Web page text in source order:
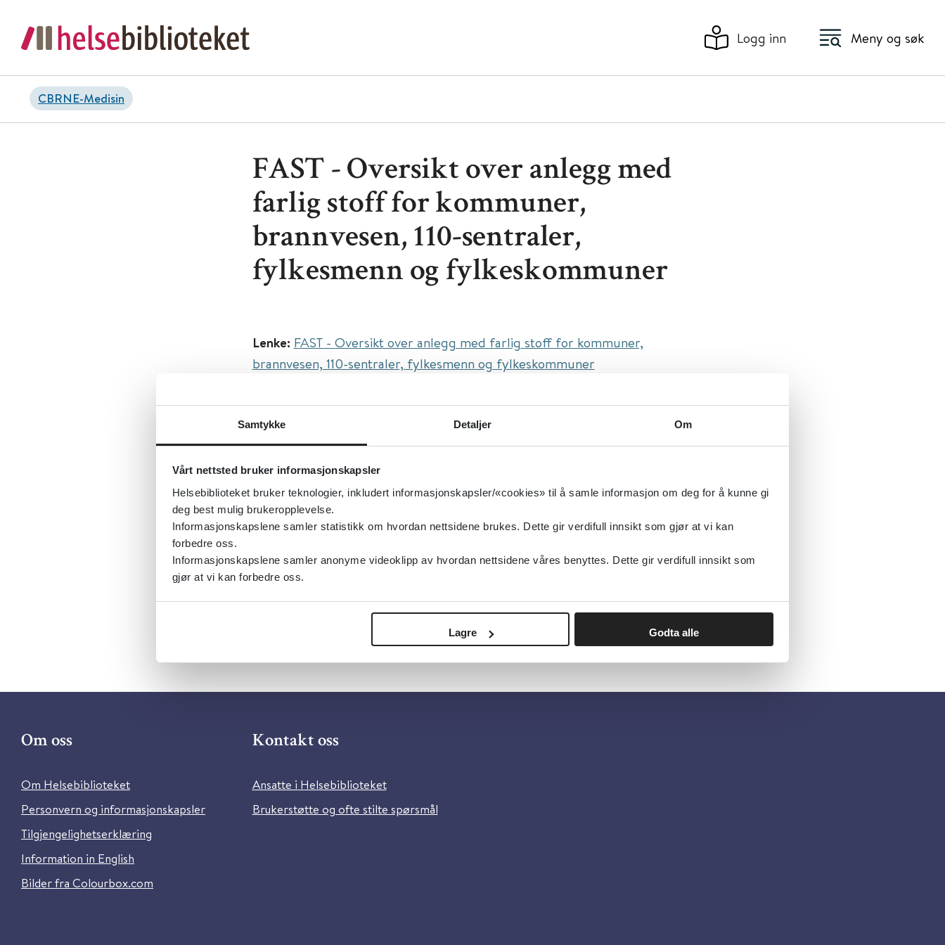
Samtykke Detaljer Om
Vårt nettsted bruker informasjonskapsler
Helsebiblioteket bruker teknologier, inkludert informasjonskapsler/«cookies» til å samle informasjon om deg for å kunne gi
deg best mulig brukeropplevelse.
Informasjonskapslene samler statistikk om hvordan nettsidene brukes. Dette gir verdifull innsikt som gjør at vi kan
forbedre oss.
Informasjonskapslene samler anonyme videoklipp av hvordan nettsidene våres benyttes. Dette gir verdifull innsikt som
gjør at vi kan forbedre oss.
Lagre Godta alle
Logg inn Meny og søk
CBRNE-Medisin
FAST - Oversikt over anlegg med
farlig stoff for kommuner,
brannvesen, 110-sentraler,
fylkesmenn og fylkeskommuner
Lenke: FAST - Oversikt over anlegg med farlig stoff for kommuner,
brannvesen, 110-sentraler, fylkesmenn og fylkeskommuner
Først publisert:15.12.2020
Sist faglig oppdatert:
Tema:CBRNE-Medisin
Dokumenttype:Verktøy
Språk:Norsk
Om oss
Om Helsebiblioteket
Personvern og informasjonskapsler
Tilgjengelighetserklæring
Information in English
Bilder fra Colourbox.com
Kontakt oss
Ansatte i Helsebiblioteket
Brukerstøtte og ofte stilte spørsmål